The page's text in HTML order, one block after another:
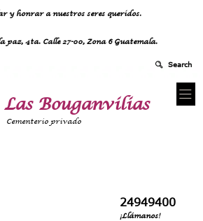
y honrar a nuestros seres queridos.
paz, 4ta. Calle 27-00, Zona 6 Guatemala.
Las Bouganvilias
Cementerio privado
24949400
¡Llámanos!